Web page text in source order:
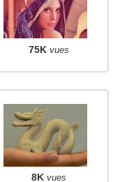
75K vues
8K vues